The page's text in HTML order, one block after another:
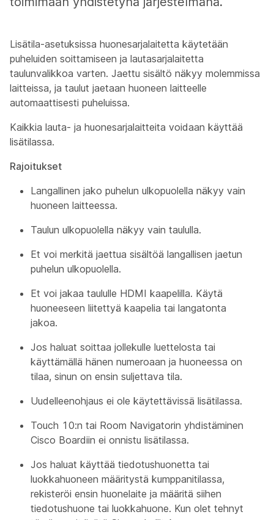
Lisätila-asetuksissa huonesarjalaitetta käytetään
puheluiden soittamiseen ja lautasarjalaitetta
taulunvalikkoa varten. Jaettu sisältö näkyy molemmissa
laitteissa, ja taulut jaetaan huoneen laitteelle
automaattisesti puheluissa.
Kaikkia lauta- ja huonesarjalaitteita voidaan käyttää
lisätilassa.
Rajoitukset
Langallinen jako puhelun ulkopuolella näkyy vain
huoneen laitteessa.
Taulun ulkopuolella näkyy vain taululla.
Et voi merkitä jaettua sisältöä langallisen jaetun
puhelun ulkopuolella.
Et voi jakaa taululle HDMI kaapelilla. Käytä
huoneeseen liitettyä kaapelia tai langatonta
jakoa.
Jos haluat soittaa jollekulle luettelosta tai
käyttämällä hänen numeroaan ja huoneessa on
tilaa, sinun on ensin suljettava tila.
Uudelleenohjaus ei ole käytettävissä lisätilassa.
Touch 10:n tai Room Navigatorin yhdistäminen
Cisco Boardiin ei onnistu lisätilassa.
Jos haluat käyttää tiedotushuonetta tai
luokkahuoneen määritystä kumppanitilassa,
rekisteröi ensin huonelaite ja määritä siihen
tiedotushuone tai luokkahuone. Kun olet tehnyt